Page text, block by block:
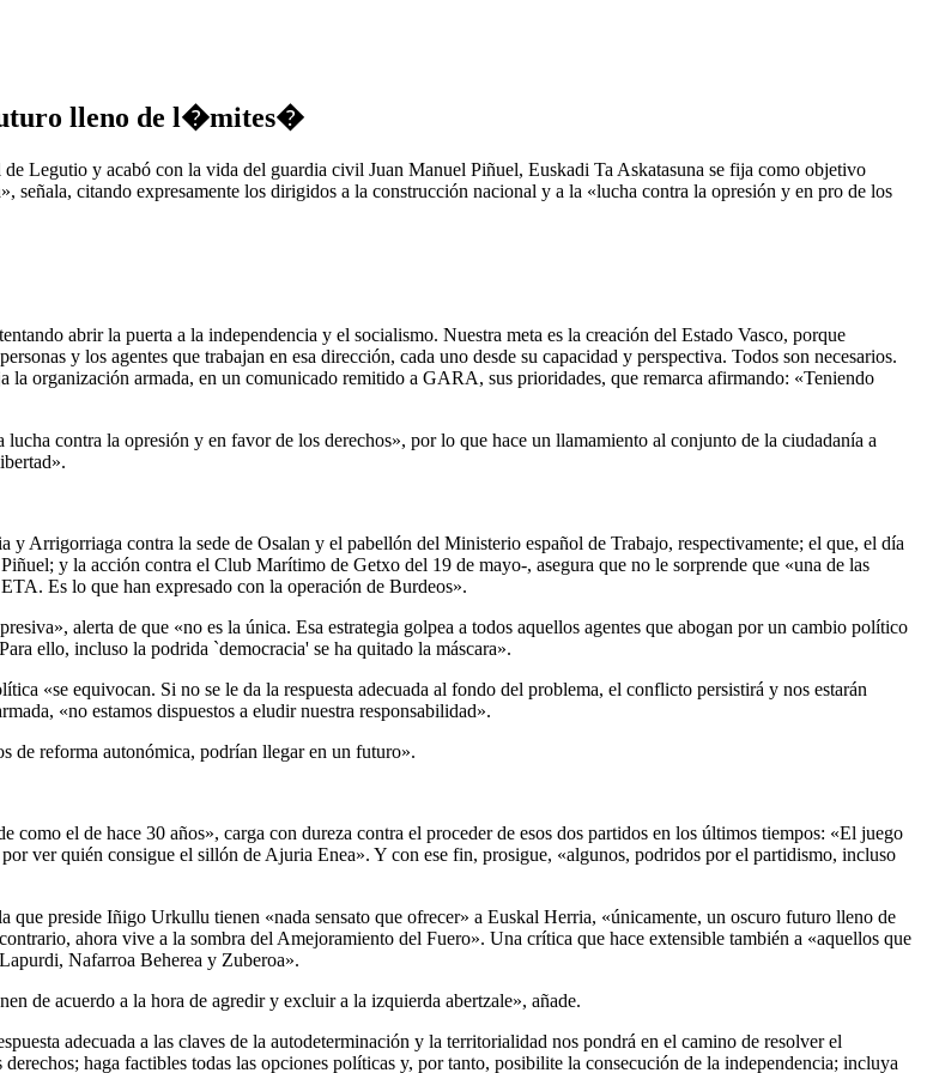
lleno de l�mites�
Legutio y acabó con la vida del guardia civil Juan Manuel Piñuel, Euskadi Ta Askatasuna se fija como objetivo
señala, citando expresamente los dirigidos a la construcción nacional y a la «lucha contra la opresión y en pro de los
abrir la puerta a la independencia y el socialismo. Nuestra meta es la creación del Estado Vasco, porque
y los agentes que trabajan en esa dirección, cada uno desde su capacidad y perspectiva. Todos son necesarios.
organización armada, en un comunicado remitido a GARA, sus prioridades, que remarca afirmando: «Teniendo
contra la opresión y en favor de los derechos», por lo que hace un llamamiento al conjunto de la ciudadanía a
Arrigorriaga contra la sede de Osalan y el pabellón del Ministerio español de Trabajo, respectivamente; el que, el día
y la acción contra el Club Marítimo de Getxo del 19 de mayo-, asegura que no le sorprende que «una de las
Es lo que han expresado con la operación de Burdeos».
alerta de que «no es la única. Esa estrategia golpea a todos aquellos agentes que abogan por un cambio político
ello, incluso la podrida `democracia' se ha quitado la máscara».
«se equivocan. Si no se le da la respuesta adecuada al fondo del problema, el conflicto persistirá y nos estarán
«no estamos dispuestos a eludir nuestra responsabilidad».
de reforma autonómica, podrían llegar en un futuro».
el de hace 30 años», carga con dureza contra el proceder de esos dos partidos en los últimos tiempos: «El juego
ver quién consigue el sillón de Ajuria Enea». Y con ese fin, prosigue, «algunos, podridos por el partidismo, incluso
preside Iñigo Urkullu tienen «nada sensato que ofrecer» a Euskal Herria, «únicamente, un oscuro futuro lleno de
ahora vive a la sombra del Amejoramiento del Fuero». Una crítica que hace extensible también a «aquellos que
Nafarroa Beherea y Zuberoa».
de acuerdo a la hora de agredir y excluir a la izquierda abertzale», añade.
adecuada a las claves de la autodeterminación y la territorialidad nos pondrá en el camino de resolver el
haga factibles todas las opciones políticas y, por tanto, posibilite la consecución de la independencia; incluya